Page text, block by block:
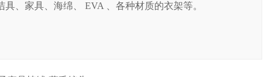
、家具、海绵、 EVA 、各种材质的衣架等。